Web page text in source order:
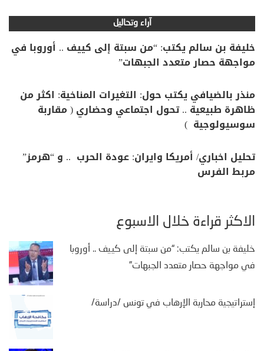
آراء وتحاليل
خليفة بن سالم يكتب: “من سبتة إلى كييف .. أوروبا في
مواجهة حصار متعدد الجبهات”
منذر بالضيافي يكتب حول: التغيرات المناخية: اكثر من
ظاهرة طبيعية .. تحول اجتماعي وحضاري ( مقاربة
سوسيولوجية )
تحليل اخباري/ أمريكا وايران: عودة الحرب .. و “هرمز”
مربط الفرس
الأكثر قراءة خلال الأسبوع
خليفة بن سالم يكتب: “من سبتة إلى كييف .. أوروبا
في مواجهة حصار متعدد الجبهات”
إستراتيجية محاربة الإرهاب في تونس /دراسة/